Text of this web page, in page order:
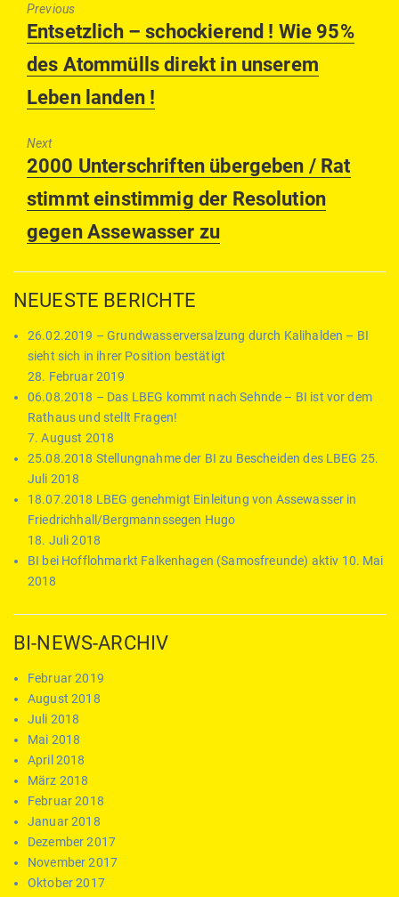
Previous
Previous
Entsetzlich – schockierend ! Wie 95%
des Atommülls direkt in unserem
Leben landen !
Next
Next
2000 Unterschriften übergeben / Rat
stimmt einstimmig der Resolution
gegen Assewasser zu
NEUESTE BERICHTE
26.02.2019 – Grundwasserversalzung durch Kalihalden – BI
sieht sich in ihrer Position bestätigt
28. Februar 2019
06.08.2018 – Das LBEG kommt nach Sehnde – BI ist vor dem
Rathaus und stellt Fragen!
7. August 2018
25.08.2018 Stellungnahme der BI zu Bescheiden des LBEG 25.
Juli 2018
18.07.2018 LBEG genehmigt Einleitung von Assewasser in
Friedrichhall/Bergmannssegen Hugo
18. Juli 2018
BI bei Hofflohmarkt Falkenhagen (Samosfreunde) aktiv 10. Mai
2018
BI-NEWS-ARCHIV
Februar 2019
August 2018
Juli 2018
Mai 2018
April 2018
März 2018
Februar 2018
Januar 2018
Dezember 2017
November 2017
Oktober 2017